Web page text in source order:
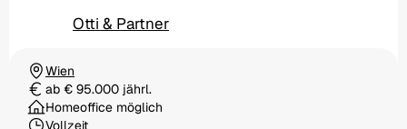
Otti & Partner
Ortschaft
Wien
Gehaltab € 95.000 jährl.
Homeoffice möglich
Vollzeit